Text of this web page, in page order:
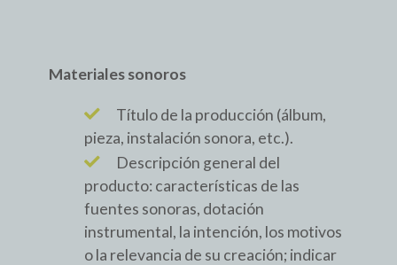
Materiales sonoros
Título de la producción (álbum,
pieza, instalación sonora, etc.).
Descripción general del
producto: características de las
fuentes sonoras, dotación
instrumental, la intención, los motivos
o la relevancia de su creación; indicar